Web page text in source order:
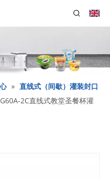
» 直线式（间歇）灌装封口
2C直线式教堂圣餐杯灌